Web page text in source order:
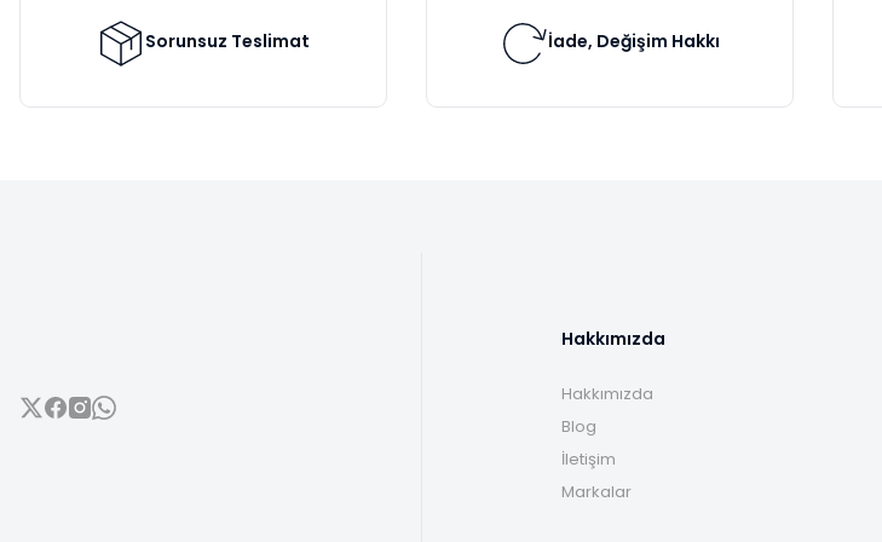
Bu ürüne benzer farklı alternatifler olmalı.
Sorunsuz Teslimat İade, Değişim Hakkı
Hakkımızda
Hakkımızda
Blog
İletişim
Markalar